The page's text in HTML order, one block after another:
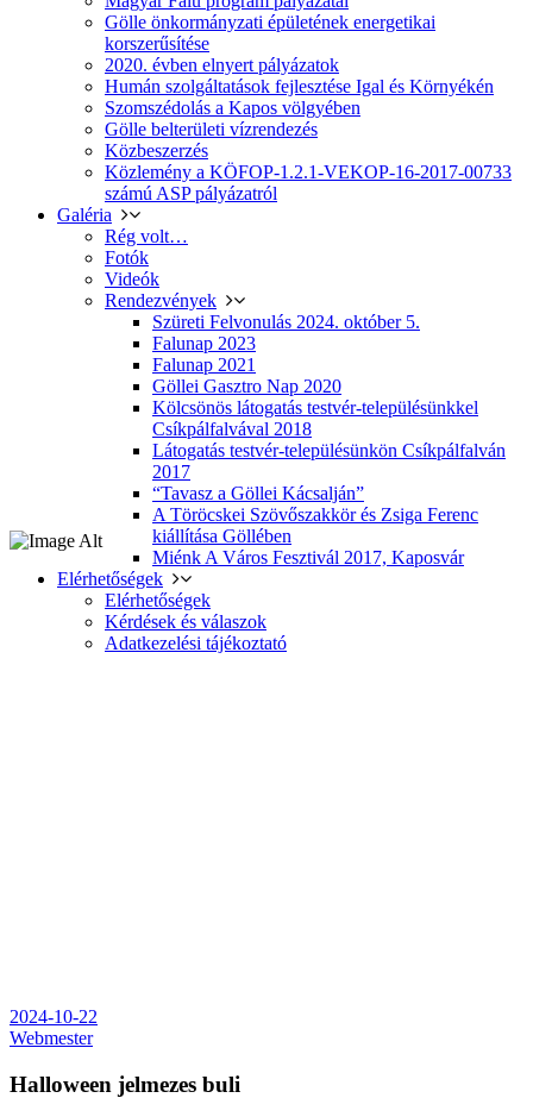
Gölle önkormányzati épületének energetikai
korszerűsítése
2020. évben elnyert pályázatok
Humán szolgáltatások fejlesztése Igal és Környékén
Szomszédolás a Kapos völgyében
Gölle belterületi vízrendezés
Közbeszerzés
Közlemény a KÖFOP-1.2.1-VEKOP-16-2017-00733
számú ASP pályázatról
Galéria
Rég volt…
Fotók
Videók
Rendezvények
Szüreti Felvonulás 2024. október 5.
Falunap 2023
Falunap 2021
Göllei Gasztro Nap 2020
Kölcsönös látogatás testvér-településünkkel
Csíkpálfalvával 2018
Látogatás testvér-településünkön Csíkpálfalván
2017
“Tavasz a Göllei Kácsalján”
A Töröcskei Szövőszakkör és Zsiga Ferenc
kiállítása Göllében
Miénk A Város Fesztivál 2017, Kaposvár
Elérhetőségek
Elérhetőségek
Kérdések és válaszok
Adatkezelési tájékoztató
2024-10-22
Webmester
Halloween jelmezes buli